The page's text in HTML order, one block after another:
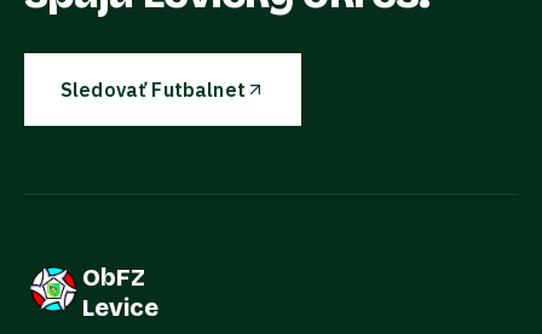
Sledovať Futbalnet
ObFZ
Levice